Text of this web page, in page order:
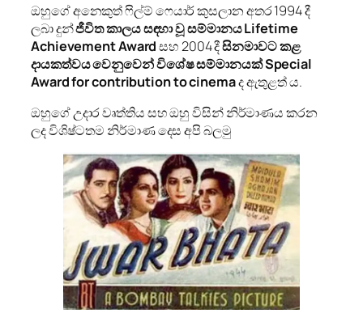
ඔහුගේ අනෙකුත් ෆිල්ම් ෆෙයාර් කුසලාන අතර 1994 දී
ලබා දුන්ජීවිත කාලය සඳහා වූ සම්මානය Lifetime
Achievement Awardසහ 2004 දීසිනමාවට කළ
දායකත්වය වෙනුවෙන් විශේෂ සම්මානයක් Special
Award for contribution to cinemaද ඇතුළත් ය.
ඔහුගේ උදාර වෘත්තිය සහ ඔහු විසින් නිර්මාණය කරන
ලද විශිෂ්ටතම නිර්මාණ දෙස අපි බලමු